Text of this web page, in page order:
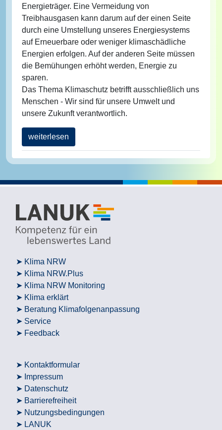
Energieträger. Eine Vermeidung von
Treibhausgasen kann darum auf der einen Seite
durch eine Umstellung unseres Energiesystems
auf Erneuerbare oder weniger klimaschädliche
Energien erfolgen. Auf der anderen Seite müssen
die Bemühungen erhöht werden, Energie zu
sparen.
Das Thema Klimaschutz betrifft ausschließlich uns
Menschen - Wir sind für unsere Umwelt und
unsere Zukunft verantwortlich.
weiterlesen
Klima NRW
Klima NRW.Plus
Klima NRW Monitoring
Klima erklärt
Beratung Klimafolgenanpassung
Service
Feedback
Kontaktformular
Impressum
Datenschutz
Barrierefreiheit
Nutzungsbedingungen
LANUK